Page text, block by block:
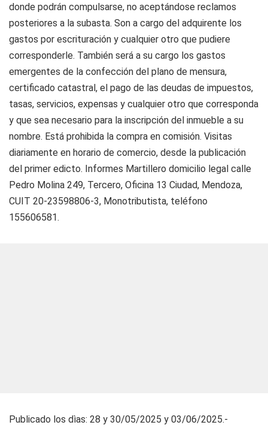
donde podrán compulsarse, no aceptándose reclamos
posteriores a la subasta. Son a cargo del adquirente los
gastos por escrituración y cualquier otro que pudiere
corresponderle. También será a su cargo los gastos
emergentes de la confección del plano de mensura,
certificado catastral, el pago de las deudas de impuestos,
tasas, servicios, expensas y cualquier otro que corresponda
y que sea necesario para la inscripción del inmueble a su
nombre. Está prohibida la compra en comisión. Visitas
diariamente en horario de comercio, desde la publicación
del primer edicto. Informes Martillero domicilio legal calle
Pedro Molina 249, Tercero, Oficina 13 Ciudad, Mendoza,
CUIT 20-23598806-3, Monotributista, teléfono
155606581.
Publicado los dìas: 28 y 30/05/2025 y 03/06/2025.-